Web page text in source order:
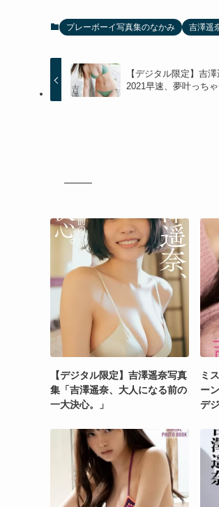
プレーボーイ写真集のなかみ 吉澤遥
【デジタル限定】吉
2021早速、夢叶っちゃ
【デジタル限定】吉澤遥奈写真
集「吉澤遥奈、大人になる前の
一大決心。」
ミ
ー
デ